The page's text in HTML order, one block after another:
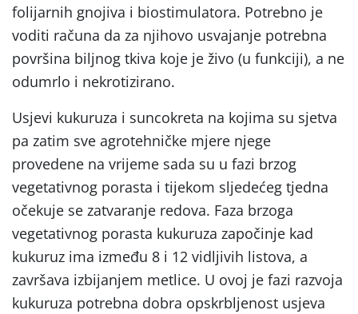
folijarnih gnojiva i biostimulatora. Potrebno je
voditi računa da za njihovo usvajanje potrebna
površina biljnog tkiva koje je živo (u funkciji), a ne
odumrlo i nekrotizirano.
Usjevi kukuruza i suncokreta na kojima su sjetva
pa zatim sve agrotehničke mjere njege
provedene na vrijeme sada su u fazi brzog
vegetativnog porasta i tijekom sljedećeg tjedna
očekuje se zatvaranje redova. Faza brzoga
vegetativnog porasta kukuruza započinje kad
kukuruz ima između 8 i 12 vidljivih listova, a
završava izbijanjem metlice. U ovoj je fazi razvoja
kukuruza potrebna dobra opskrbljenost usjeva